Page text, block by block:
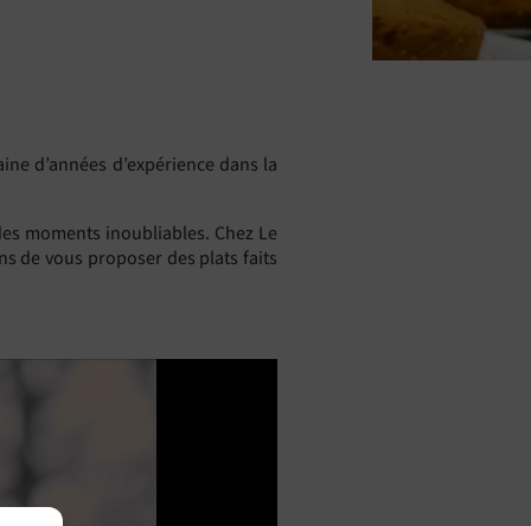
d’années d’expérience dans la
moments inoubliables. Chez Le
de vous proposer des plats faits